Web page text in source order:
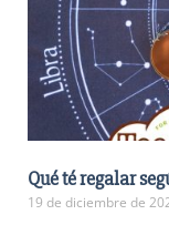
Qué té regalar
19 de diciembre de